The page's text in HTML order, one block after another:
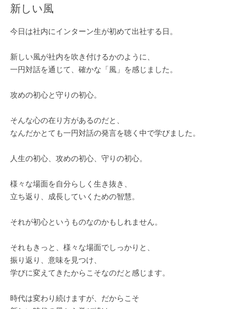
新しい風
今日は社内にインターン生が初めて出社する日。
新しい風が社内を吹き付けるかのように、
一円対話を通じて、確かな「風」を感じました。
攻めの初心と守りの初心。
そんな心の在り方があるのだと、
なんだかとても一円対話の発言を聴く中で学びました。
人生の初心、攻めの初心、守りの初心。
様々な場面を自分らしく生き抜き、
立ち返り、成長していくための智慧。
それが初心というものなのかもしれません。
それもきっと、様々な場面でしっかりと、
振り返り、意味を見つけ、
学びに変えてきたからこそなのだと感じます。
時代は変わり続けますが、だからこそ